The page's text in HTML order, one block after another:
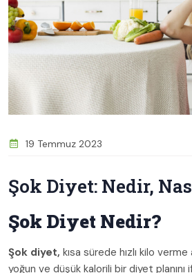
19 Temmuz 2023
Şok Diyet: Nedir,
Şok Diyet Nedir?
Şok diyet, kısa sürede hızlı kilo
yoğun ve düşük kalorili bir diyet